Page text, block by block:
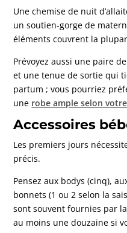
Une chemise de nuit
un soutien-gorge de
éléments couvrent la
Prévoyez aussi une paire
et une tenue de sortie qui
partum ; vous pourriez
une robe ample selon
Accessoires
Les premiers jours
précis.
Pensez aux bodys (cinq),
bonnets (1 ou 2 selon la
sont souvent fournies par
au moins une douzaine si